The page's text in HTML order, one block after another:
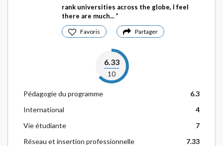
rank universities across the globe, I feel
there are much...
Favoris Partager
6.33
10
Pédagogie du programme
6.3
International
4
Vie étudiante
7
Réseau et insertion professionnelle
7.33